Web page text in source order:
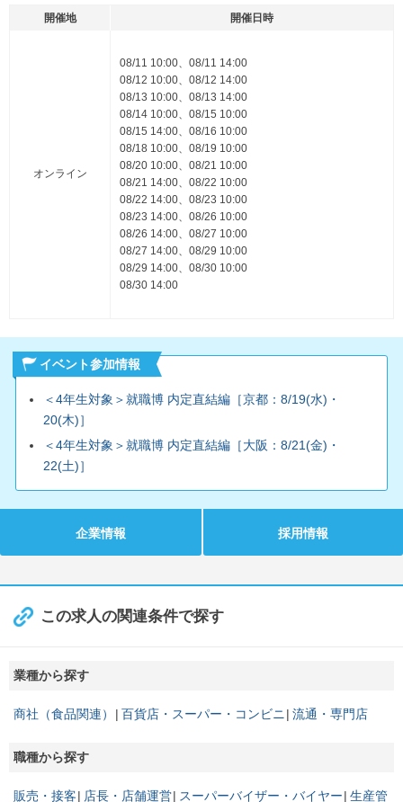
開催地 開催日時
オンライン
08/11 10:00、08/11 14:00
08/12 10:00、08/12 14:00
08/13 10:00、08/13 14:00
08/14 10:00、08/15 10:00
08/15 14:00、08/16 10:00
08/18 10:00、08/19 10:00
08/20 10:00、08/21 10:00
08/21 14:00、08/22 10:00
08/22 14:00、08/23 10:00
08/23 14:00、08/26 10:00
08/26 14:00、08/27 10:00
08/27 14:00、08/29 10:00
08/29 14:00、08/30 10:00
08/30 14:00
イベント参加情報
＜4年生対象＞就職博 内定直結編［京都：8/19(水)・
20(木)］
＜4年生対象＞就職博 内定直結編［大阪：8/21(金)・
22(土)］
企業情報 採用情報
この求人の関連条件で探す
業種から探す
商社（食品関連） 百貨店・スーパー・コンビニ 流通・専門店
職種から探す
販売・接客 店長・店舗運営 スーパーバイザー・バイヤー 生産管